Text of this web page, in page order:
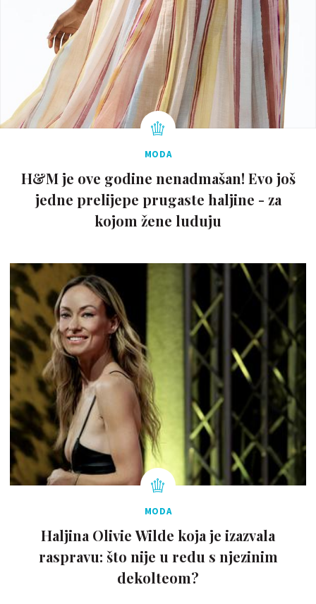
MODA
H&M je ove godine nenadmašan! Evo još
jedne prelijepe prugaste haljine - za
kojom žene luduju
MODA
Haljina Olivie Wilde koja je izazvala
raspravu: što nije u redu s njezinim
dekolteom?